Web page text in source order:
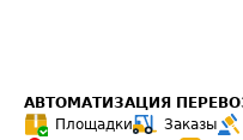
АВТОМАТИЗАЦИЯ
Площадки
Заказы